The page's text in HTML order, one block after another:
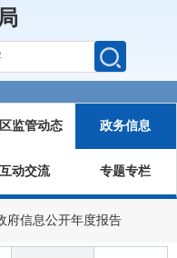
监管动态 政务信息
互动交流 专题专栏
府信息公开年度报告